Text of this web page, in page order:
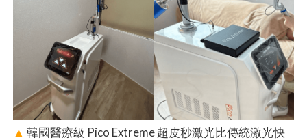
▲ 韓國醫療級 Pico Extreme 超皮秒激光比傳統激光快